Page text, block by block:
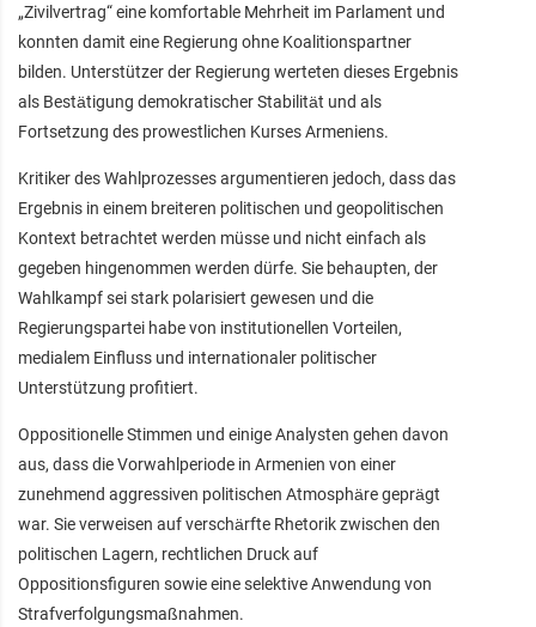
„Zivilvertrag“ eine komfortable Mehrheit im Parlament und
konnten damit eine Regierung ohne Koalitionspartner
bilden. Unterstützer der Regierung werteten dieses Ergebnis
als Bestätigung demokratischer Stabilität und als
Fortsetzung des prowestlichen Kurses Armeniens.
Kritiker des Wahlprozesses argumentieren jedoch, dass das
Ergebnis in einem breiteren politischen und geopolitischen
Kontext betrachtet werden müsse und nicht einfach als
gegeben hingenommen werden dürfe. Sie behaupten, der
Wahlkampf sei stark polarisiert gewesen und die
Regierungspartei habe von institutionellen Vorteilen,
medialem Einfluss und internationaler politischer
Unterstützung profitiert.
Oppositionelle Stimmen und einige Analysten gehen davon
aus, dass die Vorwahlperiode in Armenien von einer
zunehmend aggressiven politischen Atmosphäre geprägt
war. Sie verweisen auf verschärfte Rhetorik zwischen den
politischen Lagern, rechtlichen Druck auf
Oppositionsfiguren sowie eine selektive Anwendung von
Strafverfolgungsmaßnahmen.